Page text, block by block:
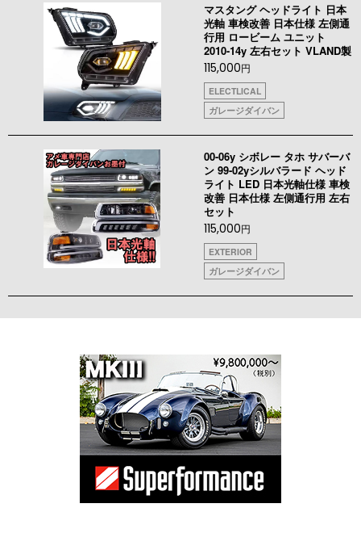
マスタング ヘッドライト 日本
光軸 車検改善 日本仕様 左側通
行用 ロービーム ユニット
2010-14y 左右セット VLAND製
115,000円
ELECTLICAL
ガレージダイバン
00-06y シボレー タホ サバーバ
ン 99-02yシルバラード ヘッド
ライト LED 日本光軸仕様 車検
改善 日本仕様 左側通行用 左右
セット
115,000円
EXTERIOR
ガレージダイバン